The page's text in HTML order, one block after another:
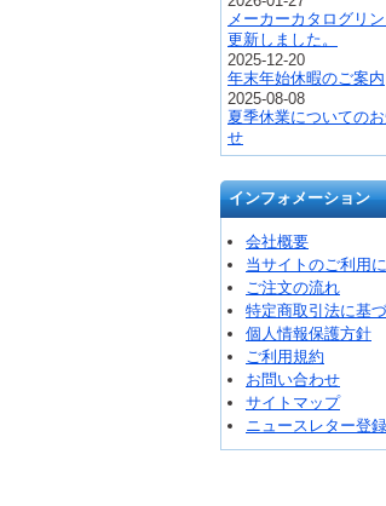
メーカーカタログリ
更新しました。
2025-12-20
年末年始休暇のご案内
2025-08-08
夏季休業についての
せ
インフォメーション
会社概要
当サイトのご利用
ご注文の流れ
特定商取引法に基
個人情報保護方針
ご利用規約
お問い合わせ
サイトマップ
ニュースレター登